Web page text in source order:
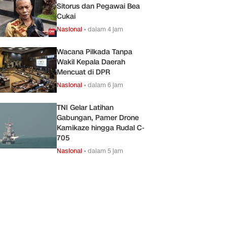
Sitorus dan Pegawai Bea
Cukai
Nasional •dalam 4 jam
Wacana Pilkada Tanpa
Wakil Kepala Daerah
Mencuat di DPR
Nasional •dalam 6 jam
TNI Gelar Latihan
Gabungan, Pamer Drone
Kamikaze hingga Rudal C-
705
Nasional •dalam 5 jam